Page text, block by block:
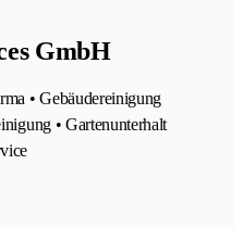
GmbH
• Gebäudereinigung
• Gartenunterhalt